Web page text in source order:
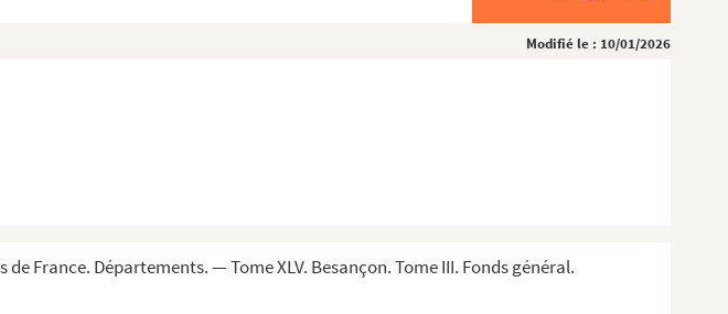
Modifié le : 10/01/2026
France. Départements. — Tome XLV. Besançon. Tome III. Fonds général.